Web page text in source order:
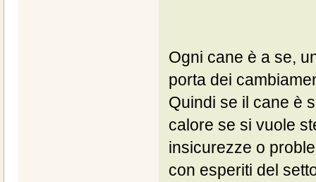
Ogni cane è a se,
porta dei
Quindi se il cane è
calore se si vuole
insicurezze o
con esperiti del